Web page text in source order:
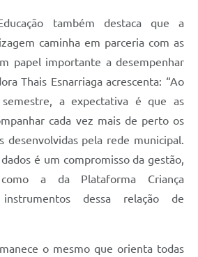
também destaca que a
caminha em parceria com as
papel importante a desempenhar
Thais Esnarriaga acrescenta: “Ao
a expectativa é que as
cada vez mais de perto os
desenvolvidas pela rede municipal.
é um compromisso da gestão,
a da Plataforma Criança
dessa relação de
o mesmo que orienta todas